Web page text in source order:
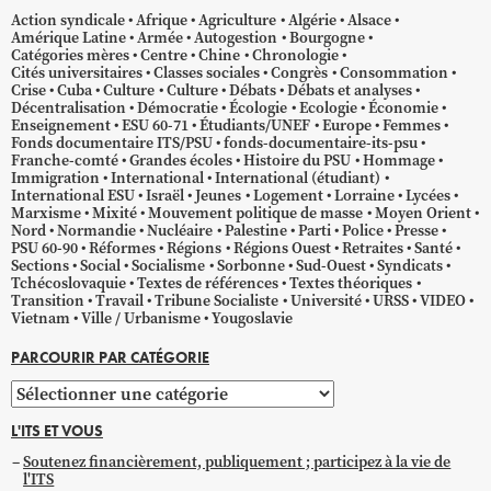
Action syndicale Afrique Agriculture Algérie Alsace
Amérique Latine Armée Autogestion
Bourgogne
Catégories mères Centre Chine Chronologie
Cités universitaires Classes sociales Congrès Consommation
Crise Cuba Culture Culture Débats Débats et analyses
Décentralisation Démocratie Écologie Ecologie Économie
Enseignement ESU 60-71 Étudiants/UNEF Europe Femmes
Fonds documentaire ITS/PSU fonds-documentaire-its-psu
Franche-comté Grandes écoles Histoire du PSU Hommage
Immigration International International (étudiant)
International ESU Israël Jeunes Logement Lorraine Lycées
Marxisme Mixité Mouvement politique de masse Moyen Orient
Nord Normandie Nucléaire Palestine Parti Police Presse
PSU 60-90 Réformes Régions Régions Ouest Retraites Santé
Sections Social Socialisme Sorbonne Sud-Ouest Syndicats
Tchécoslovaquie Textes de références Textes théoriques
Transition Travail Tribune Socialiste Université URSS VIDEO
Vietnam Ville / Urbanisme Yougoslavie
PARCOURIR PAR CATÉGORIE
Parcourir
par
catégorie
L'ITS ET VOUS
Soutenez financièrement, publiquement ; participez à la vie de
l'ITS